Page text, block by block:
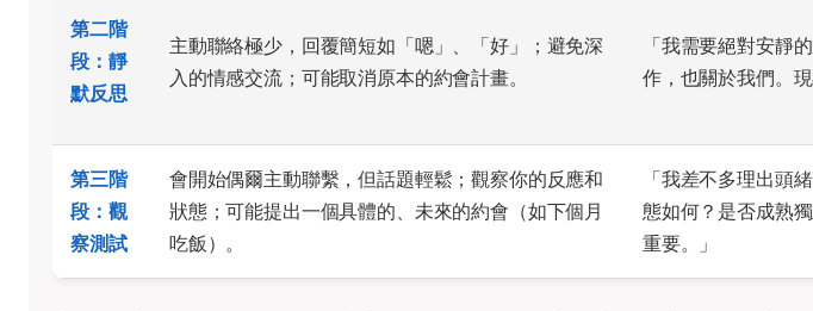
第二階
段：靜
默反思
主動聯絡極少，回覆簡短如「嗯」、「好」；避免深
入的情感交流；可能取消原本的約會計畫。
「我需要絕對安靜
作，也關於我們。
第三階
段：觀
察測試
會開始偶爾主動聯繫，但話題輕鬆；觀察你的反應和
狀態；可能提出一個具體的、未來的約會（如下個月
吃飯）。
「我差不多理出頭
態如何？是否成熟
重要。」